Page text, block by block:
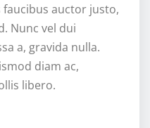
auctor justo,
Nunc vel dui
a, gravida nulla.
diam ac,
libero.